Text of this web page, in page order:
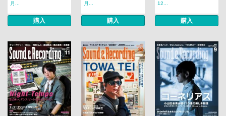
月...
購入
月...
購入
12...
購入